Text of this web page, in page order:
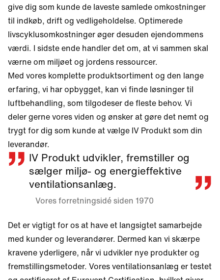
give dig som kunde de laveste samlede omkostninger
til indkøb, drift og vedligeholdelse. Optimerede
livscyklusomkostninger øger desuden ejendommens
værdi. I sidste ende handler det om, at vi sammen skal
værne om miljøet og jordens ressourcer.
Med vores komplette produktsortiment og den lange
erfaring, vi har opbygget, kan vi finde løsninger til
luftbehandling, som tilgodeser de fleste behov. Vi
deler gerne vores viden og ønsker at gøre det nemt og
trygt for dig som kunde at vælge IV Produkt som din
leverandør.
IV Produkt udvikler, fremstiller og
sælger miljø- og energieffektive
ventilationsanlæg.
Vores forretningsidé siden 1970
Det er vigtigt for os at have et langsigtet samarbejde
med kunder og leverandører. Dermed kan vi skærpe
kravene yderligere, når vi udvikler nye produkter og
fremstillingsmetoder. Vores ventilationsanlæg er testet